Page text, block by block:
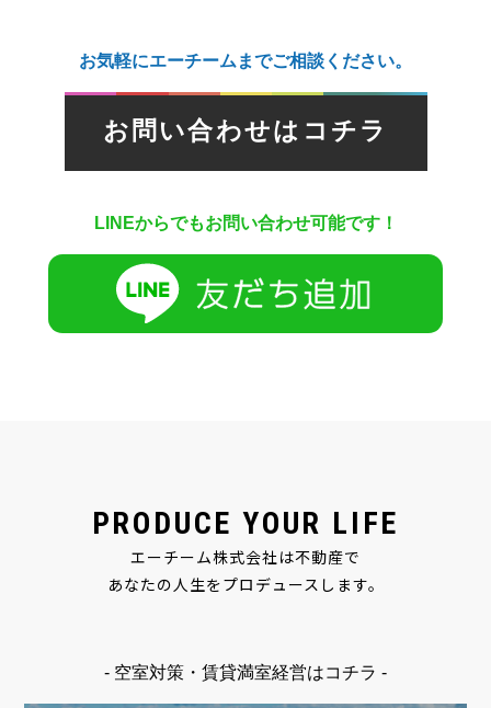
お気軽にエーチームまでご相談ください。
お問い合わせはコチラ
LINEからでもお問い合わせ可能です！
PRODUCE YOUR LIFE
エーチーム株式会社は不動産で
あなたの人生をプロデュースします。
- 空室対策・賃貸満室経営はコチラ -